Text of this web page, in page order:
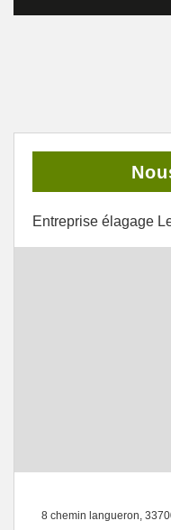
Entreprise élagage
8 chemin langueron,